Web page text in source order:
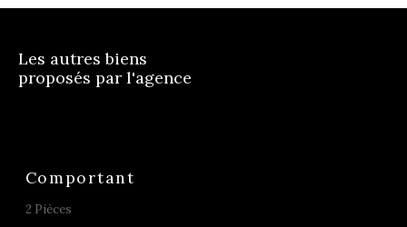
Les autres biens
proposés par l'agence
Comportant
2 Pièces